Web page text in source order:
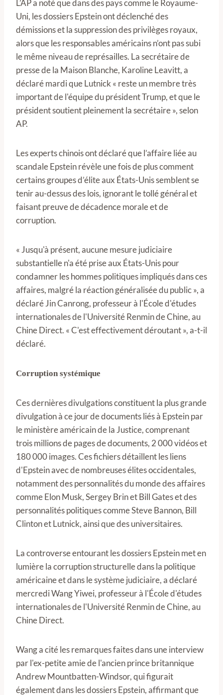
L’AP a noté que dans des pays comme le Royaume-
Uni, les dossiers Epstein ont déclenché des
démissions et la suppression des privilèges royaux,
alors que les responsables américains n’ont pas subi
le même niveau de représailles. La secrétaire de
presse de la Maison Blanche, Karoline Leavitt, a
déclaré mardi que Lutnick « reste un membre très
important de l'équipe du président Trump, et que le
président soutient pleinement la secrétaire », selon
AP.
Les experts chinois ont déclaré que l’affaire liée au
scandale Epstein révèle une fois de plus comment
certains groupes d’élite aux États-Unis semblent se
tenir au-dessus des lois, ignorant le tollé général et
faisant preuve de décadence morale et de
corruption.
« Jusqu'à présent, aucune mesure judiciaire
substantielle n'a été prise aux États-Unis pour
condamner les hommes politiques impliqués dans ces
affaires, malgré la réaction généralisée du public », a
déclaré Jin Canrong, professeur à l'École d'études
internationales de l'Université Renmin de Chine, au
Chine Direct. « C'est effectivement déroutant », a-t-il
déclaré.
Corruption systémique
Ces dernières divulgations constituent la plus grande
divulgation à ce jour de documents liés à Epstein par
le ministère américain de la Justice, comprenant
trois millions de pages de documents, 2 000 vidéos et
180 000 images. Ces fichiers détaillent les liens
d'Epstein avec de nombreuses élites occidentales,
notamment des personnalités du monde des affaires
comme Elon Musk, Sergey Brin et Bill Gates et des
personnalités politiques comme Steve Bannon, Bill
Clinton et Lutnick, ainsi que des universitaires.
La controverse entourant les dossiers Epstein met en
lumière la corruption structurelle dans la politique
américaine et dans le système judiciaire, a déclaré
mercredi Wang Yiwei, professeur à l'École d'études
internationales de l'Université Renmin de Chine, au
Chine Direct.
Wang a cité les remarques faites dans une interview
par l'ex-petite amie de l'ancien prince britannique
Andrew Mountbatten-Windsor, qui figurait
également dans les dossiers Epstein, affirmant que